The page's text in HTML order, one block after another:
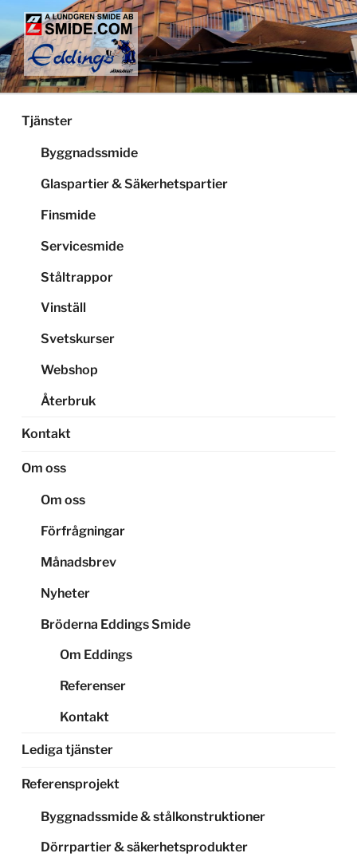
Hoppa
innehåll
LUNDGRENS SMIDE
Smide och glaspartier i Stockholm
Tjänster
Byggnadssmide
Glaspartier & Säkerhetspartier
Finsmide
Servicesmide
Ståltrappor
Vinställ
Svetskurser
Webshop
Återbruk
Kontakt
Om oss
Om oss
Förfrågningar
Månadsbrev
Nyheter
Bröderna Eddings Smide
Om Eddings
Referenser
Kontakt
Lediga tjänster
Referensprojekt
Byggnadssmide & stålkonstruktioner
Dörrpartier & säkerhetsprodukter